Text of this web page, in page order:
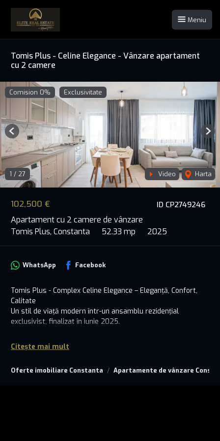
Meniu
Tomis Plus - Celine Elegance - Vânzare apartament
cu 2 camere
ID CP2749246
102,500 €
Apartament cu 2 camere de vânzare
Tomis Plus, Constanta
52.33 mp 2025
Comision 0% Exclusivitate
1 / 27 Video Harta
Previous
Oferte imobiliare Constanta Apartamente de vânzare
WhatsApp Facebook
Tomis Plus - Complex Celine Elegance – Eleganță, Confort,
Calitate
Un stil de viață modern într-un ansamblu rezidențial
exclusivist, finalizat în iunie 2025.
Constanței, Tomis Plus Residence este un proiect rezidențial
cele mai înalte standarde de execuție și finisare. Fiecare
Citește mai mult